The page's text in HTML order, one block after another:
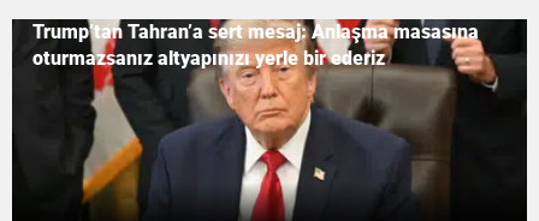
Trump’tan Tahran’a sert mesaj: Anlaşma masasına
oturmazsanız altyapınızı yerle bir ederiz